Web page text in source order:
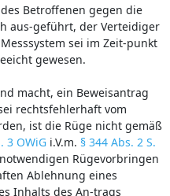
Betroffenen gegen die
aus-geführt, der Verteidiger
sei im Zeit-punkt
gewesen.
macht, ein Beweisantrag
rechtsfehlerhaft vom
ist die Rüge nicht gemäß
3 OWiGi.V.m. § 344 Abs. 2 S.
Rügevorbringen
Ablehnung eines
Inhalts des An-trags